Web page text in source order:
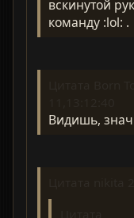
вскинутой
команду :lol: .
Видишь,